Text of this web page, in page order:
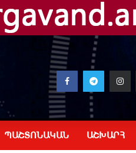
ՊԱՇՏՈՆԱԿԱՆ ԱՇԽԱՐՀ